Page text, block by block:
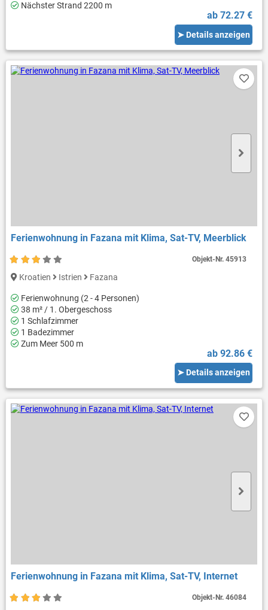
Nächster Strand 2200 m
ab 72.27 €
➤ Details anzeigen
Ferienwohnung in Fazana mit Klima, Sat-TV, Meerblick
Kroatien Istrien Fazana
Ferienwohnung (2 - 4 Personen)
38 m² / 1. Obergeschoss
1 Schlafzimmer
1 Badezimmer
Zum Meer 500 m
ab 92.86 €
➤ Details anzeigen
Objekt-Nr.45913
Ferienwohnung in Fazana mit Klima, Sat-TV, Internet
Objekt-Nr.46084